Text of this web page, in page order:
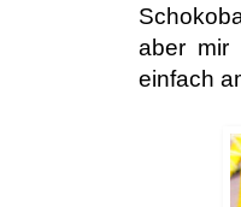
aber mir
einfach